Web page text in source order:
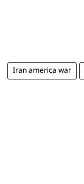
Iran america war